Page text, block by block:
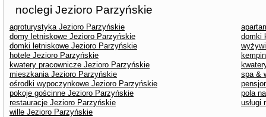
noclegi Jezioro Parzyńskie
agroturystyka Jezioro Parzyńskie
domy letniskowe Jezioro Parzyńskie
domki
domki letniskowe Jezioro Parzyńskie
hotele Jezioro Parzyńskie
kwatery pracownicze Jezioro Parzyńskie
mieszkania Jezioro Parzyńskie
spa &
ośrodki wypoczynkowe Jezioro Parzyńskie
pokoje gościnne Jezioro Parzyńskie
pola
restauracje Jezioro Parzyńskie
usługi
wille Jezioro Parzyńskie